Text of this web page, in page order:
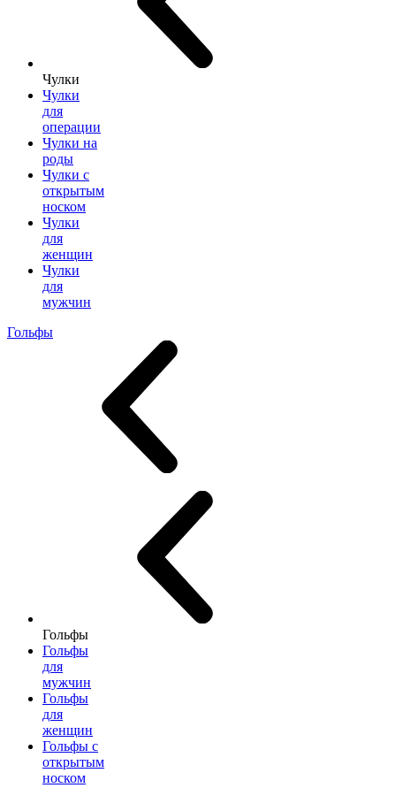
Чулки
Чулки
для
операции
Чулки на
роды
Чулки с
открытым
носком
Чулки
для
женщин
Чулки
для
мужчин
Гольфы
Гольфы
Гольфы
для
мужчин
Гольфы
для
женщин
Гольфы с
открытым
носком